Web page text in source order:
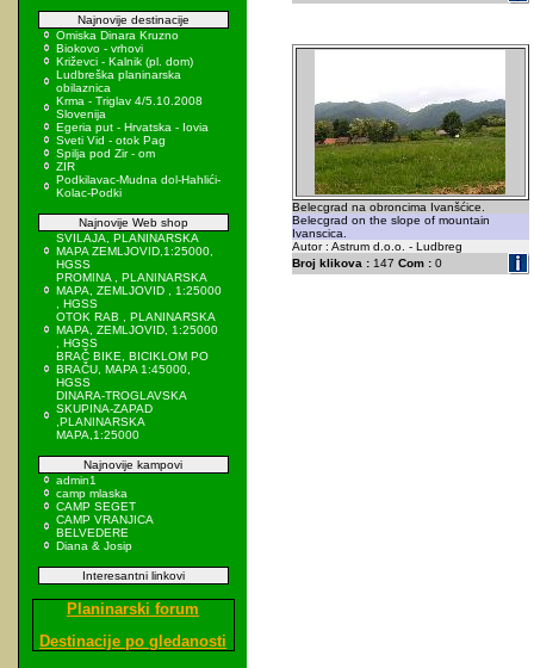
Najnovije destinacije
Omiska Dinara Kruzno
Biokovo - vrhovi
Križevci - Kalnik (pl. dom)
Ludbreška planinarska
obilaznica
Krma - Triglav 4/5.10.2008
Slovenija
Egeria put - Hrvatska - Iovia
Sveti Vid - otok Pag
Spilja pod Zir - om
ZIR
Podkilavac-Mudna dol-Hahlići-
Kolac-Podki
Najnovije Web shop
SVILAJA, PLANINARSKA
MAPA ZEMLJOVID,1:25000,
HGSS
PROMINA , PLANINARSKA
MAPA, ZEMLJOVID , 1:25000
, HGSS
OTOK RAB , PLANINARSKA
MAPA, ZEMLJOVID, 1:25000
, HGSS
BRAČ BIKE, BICIKLOM PO
BRAČU, MAPA 1:45000,
HGSS
DINARA-TROGLAVSKA
SKUPINA-ZAPAD
,PLANINARSKA
MAPA,1:25000
Najnovije kampovi
admin1
camp mlaska
CAMP SEGET
CAMP VRANJICA
BELVEDERE
Diana & Josip
Interesantni linkovi
Planinarski forum
Destinacije po gledanosti
Belecgrad na obroncima Ivanšćice.
Belecgrad on the slope of mountain
Ivanscica.
Autor : Astrum d.o.o. - Ludbreg
Broj klikova :147 Com :0